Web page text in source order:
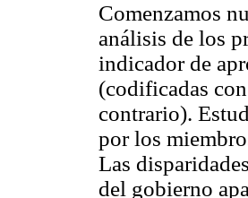
Comenzamos
análisis de los
indicador de
(codificadas
contrario).
por los
Las
del gobierno